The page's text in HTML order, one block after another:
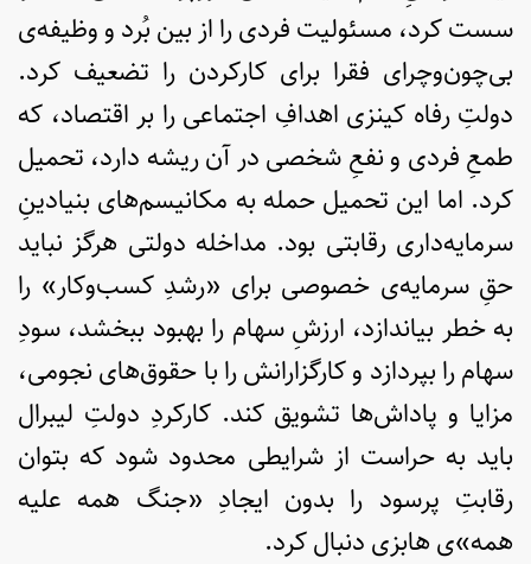
سست کرد، مسئولیت فردی را از بین بُرد و وظیفه‌ی
بی‌‌چون‌وچرای فقرا برای کارکردن را تضعیف کرد.
دولتِ رفاه کینزی اهدافِ اجتماعی را بر اقتصاد، که
طمعِ فردی و نفعِ شخصی در آن ریشه دارد، تحمیل
کرد. اما این تحمیل حمله به مکانیسم‌های بنیادینِ
سرمایه‌داری رقابتی بود. مداخله دولتی هرگز نباید
حقِ سرمایه‌ی خصوصی برای «رشدِ کسب‌وکار» را
به خطر بیاندازد، ارزشِ سهام را بهبود ببخشد، سودِ
سهام را بپردازد و کارگزارانش را با حقوق‌های نجومی،
مزایا و پاداش‌ها تشویق کند. کارکردِ دولتِ لیبرال
باید به حراست از شرایطی محدود شود که بتوان
رقابتِ پرسود را بدون ایجادِ «جنگ همه علیه
همه»ی هابزی دنبال کرد.